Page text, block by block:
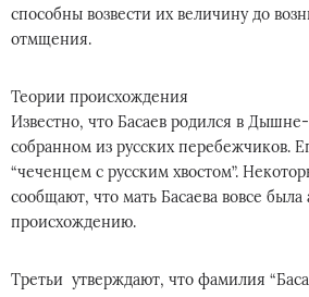
способны возвести их величину до
отмщения.
Теории происхождения
Известно, что Басаев родился в
собранном из русских перебежчиков.
“чеченцем с русским хвостом”.
сообщают, что мать Басаева вовсе была
происхождению.
Третьи утверждают, что фамилия